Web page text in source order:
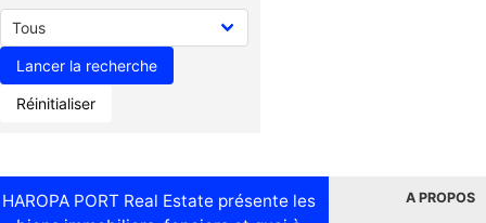
Réinitialiser
HAROPA PORT Real Estate présente les
A PROPOS